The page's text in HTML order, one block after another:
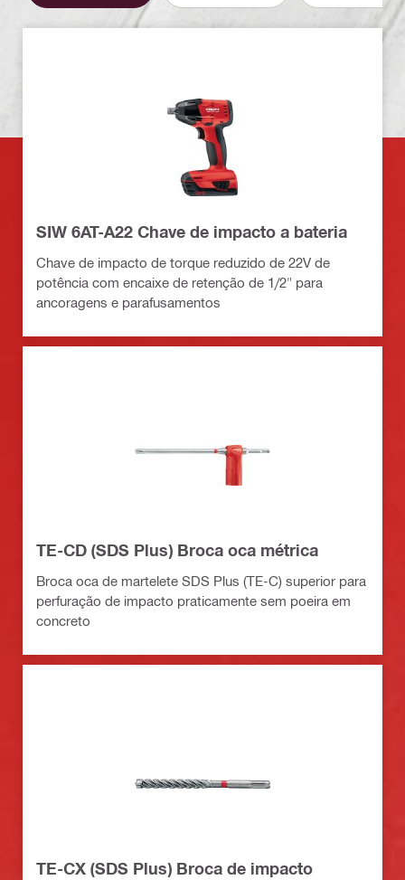
SIW 6AT-A22 Chave de impacto a bateria
Chave de impacto de torque reduzido de 22V de
potência com encaixe de retenção de 1/2" para
ancoragens e parafusamentos
TE-CD (SDS Plus) Broca oca métrica
Broca oca de martelete SDS Plus (TE-C) superior para
perfuração de impacto praticamente sem poeira em
concreto
TE-CX (SDS Plus) Broca de impacto